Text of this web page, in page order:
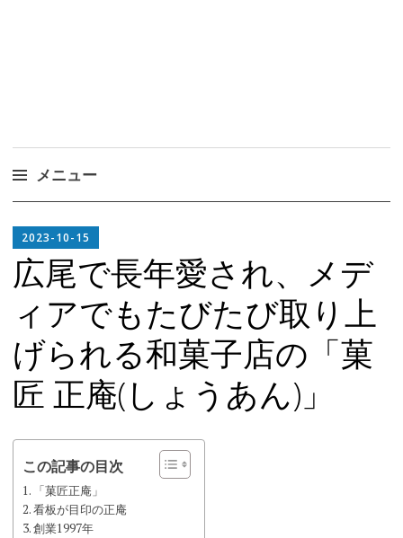
メニュー
ン
テ
ン
ス
キ
ッ
2023-10-15
広尾で長年愛され、メデ
ィアでもたびたび取り上
げられる和菓子店の「菓
匠 正庵(しょうあん)」
この記事の目次
「菓匠正庵」
看板が目印の正庵
創業1997年